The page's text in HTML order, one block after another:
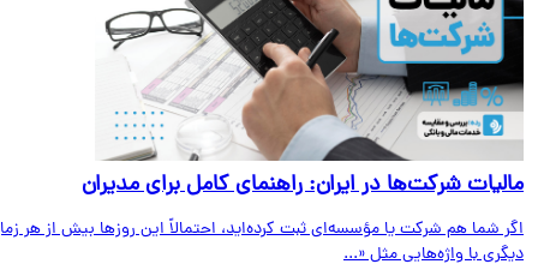
شرکت‌ها در ایران: راهنمای کامل برای مدیران
شما هم شرکت یا مؤسسه‌ای ثبت کرده‌اید، احتمالاً این روزها بیش از هر زمان
با واژه‌هایی مثل «...